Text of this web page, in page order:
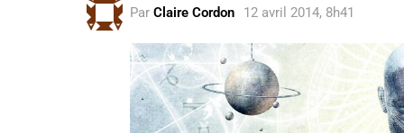
Par Claire Cordon 12 avril 2014, 8h41